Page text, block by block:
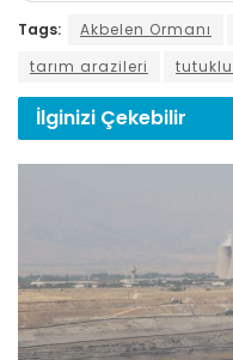
Tags: Akbelen Ormanı
tarım arazileri
tutuklu
İlginizi Çekebilir